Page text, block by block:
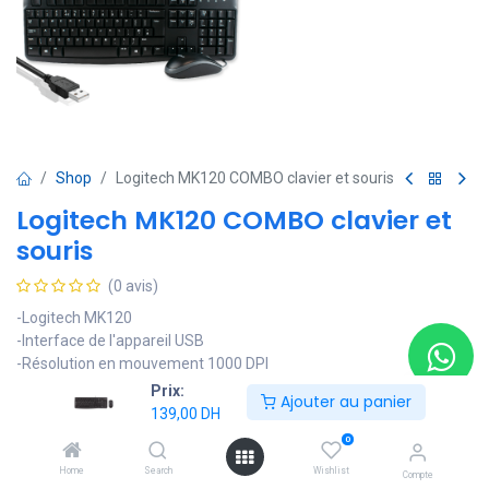
Prix:
139,00 DH
Ajouter au panier
Home Search
0
Wishlist Compte
Shop Logitech MK120 COMBO clavier et souris
Logitech MK120 COMBO clavier et
souris
(0 avis)
-Logitech MK120
-Interface de l'appareil USB
-Résolution en mouvement 1000 DPI
-Technologie de détecteur de mouvement Optique
-Systèmes d'exploitation compatibles Windows XP, Windows Vista,
139,00